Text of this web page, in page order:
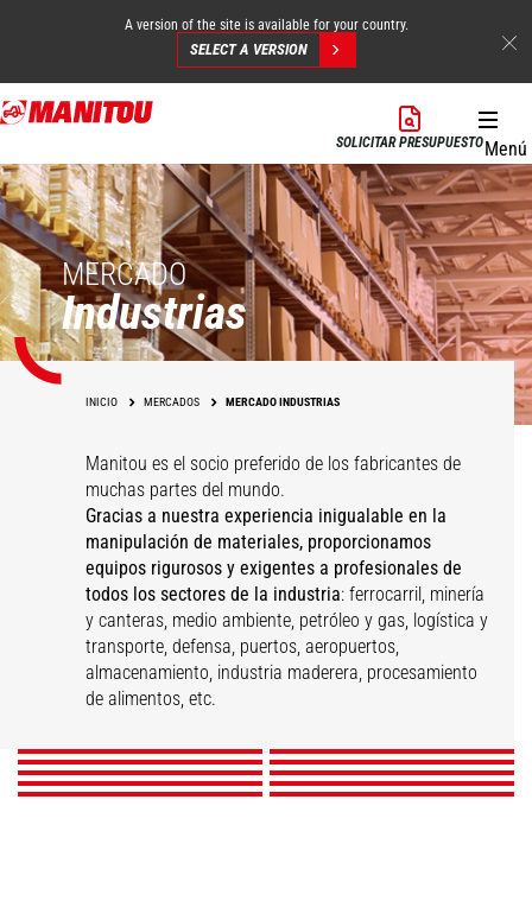
Pasar
al
principal
A version of the site is available for your country.
SELECT A VERSION
SOLICITAR PRESUPUESTOMenú
MERCADO
Industrias
INICIO MERCADOS MERCADO INDUSTRIAS
Manitou es el socio preferido de los fabricantes de
muchas partes del mundo.
Gracias a nuestra experiencia inigualable en la
manipulación de materiales, proporcionamos
equipos rigurosos y exigentes a profesionales de
todos los sectores de la industria: ferrocarril, minería
y canteras, medio ambiente, petróleo y gas, logística y
transporte, defensa, puertos, aeropuertos,
almacenamiento, industria maderera, procesamiento
de alimentos, etc.
Logística y transporte Industria ferroviaria
Mantenimiento de
infraestructuras
DESCUBRIR
Almacenaje
DESCUBRIR
Industria papelera
DESCUBRIR
Puertos
DESCUBRIR
Aeropuertos
DESCUBRIR
Eventos
DESCUBRIR
Industria maderera
DESCUBRIR
Industria
DESCUBRIR